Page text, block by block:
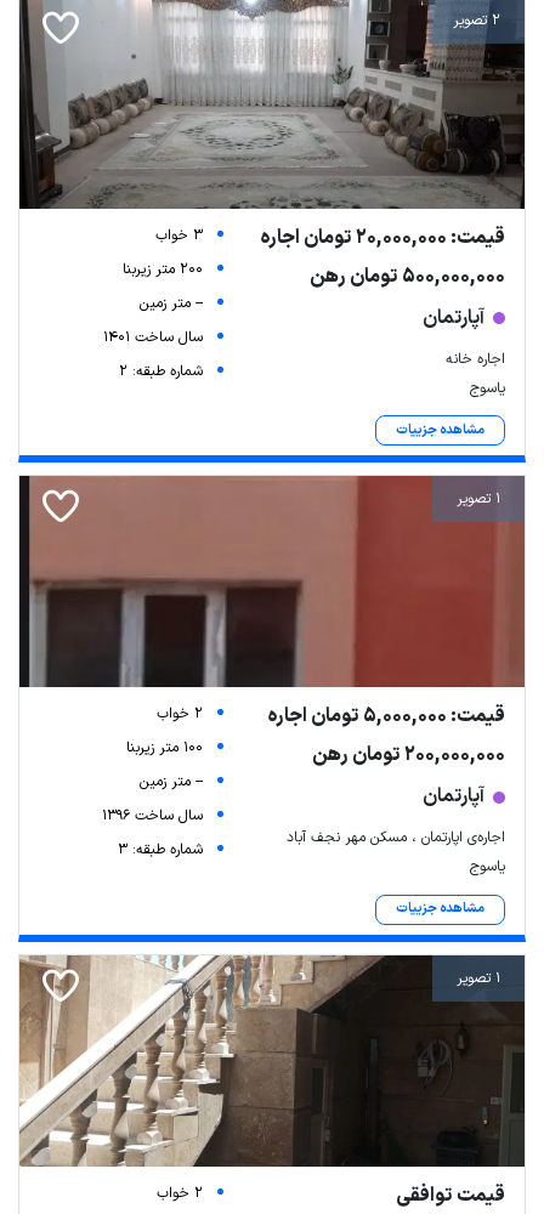
2 تصویر
قیمت: 20,000,000 تومان اجاره
500,000,000 تومان رهن
آپارتمان
اجاره خانه
یاسوج
مشاهده جزییات
3 خواب
200 متر زیربنا
-- متر زمین
سال ساخت 1401
شماره طبقه: 2
1 تصویر
قیمت: 5,000,000 تومان اجاره
200,000,000 تومان رهن
آپارتمان
اجاره‌ی اپارتمان ، مسکن مهر نجف آباد
یاسوج
مشاهده جزییات
2 خواب
100 متر زیربنا
-- متر زمین
سال ساخت 1396
شماره طبقه: 3
1 تصویر
قیمت توافقی
2 خواب